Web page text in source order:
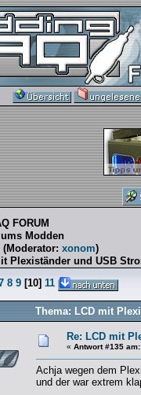
FORUM
Modden
(Moderator: xonom)
Plexiständer und USB
8 9 [10] 11
Thema: LCD mit
Re: LCD mit
« Antwort #135 am:
Achja wegen dem
und der war extrem